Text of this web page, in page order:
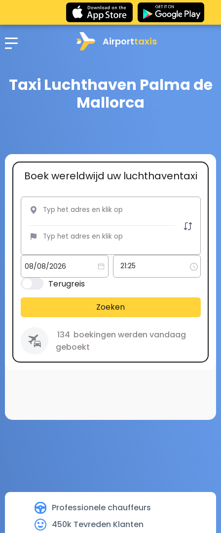
Airporttaxis
Taxi Luchthaven Palma de
Mallorca
Professionele chauffeurs
450k Tevreden Klanten
Boek wereldwijd uw luchthaventaxi
Terugreis
Zoeken
134 boekingen werden vandaag
geboekt